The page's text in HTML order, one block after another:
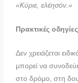
«Κύριε, ελέησόν.»
Πρακτικές οδηγίες
Δεν χρειάζεται
μπορεί να
στο δρόμο, στη